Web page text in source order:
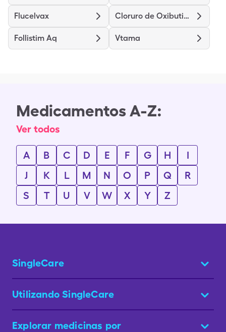
Flucelvax Cloruro de Oxibutinina de liberación prolongada
Follistim Aq Vtama
Medicamentos A-Z:
Ver todos
A B C D E F G H
I
J
K L M N O P Q
R
S
T U V W X Y Z
SingleCare
Utilizando SingleCare
Explorar medicinas por